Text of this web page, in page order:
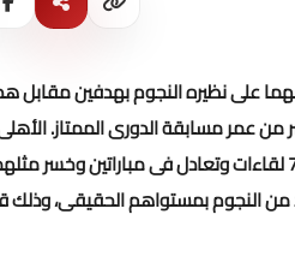
على نظيره النجوم بهدفين مقابل
من عمر مسابقة الدورى الممتاز.
النجوم بمستواهم الحقيقى، وذلك